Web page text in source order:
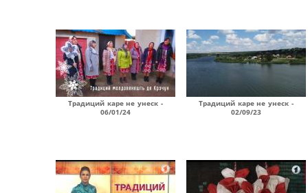
Традиций каре не унеск -
06/01/24
Традиций каре не унеск -
02/09/23